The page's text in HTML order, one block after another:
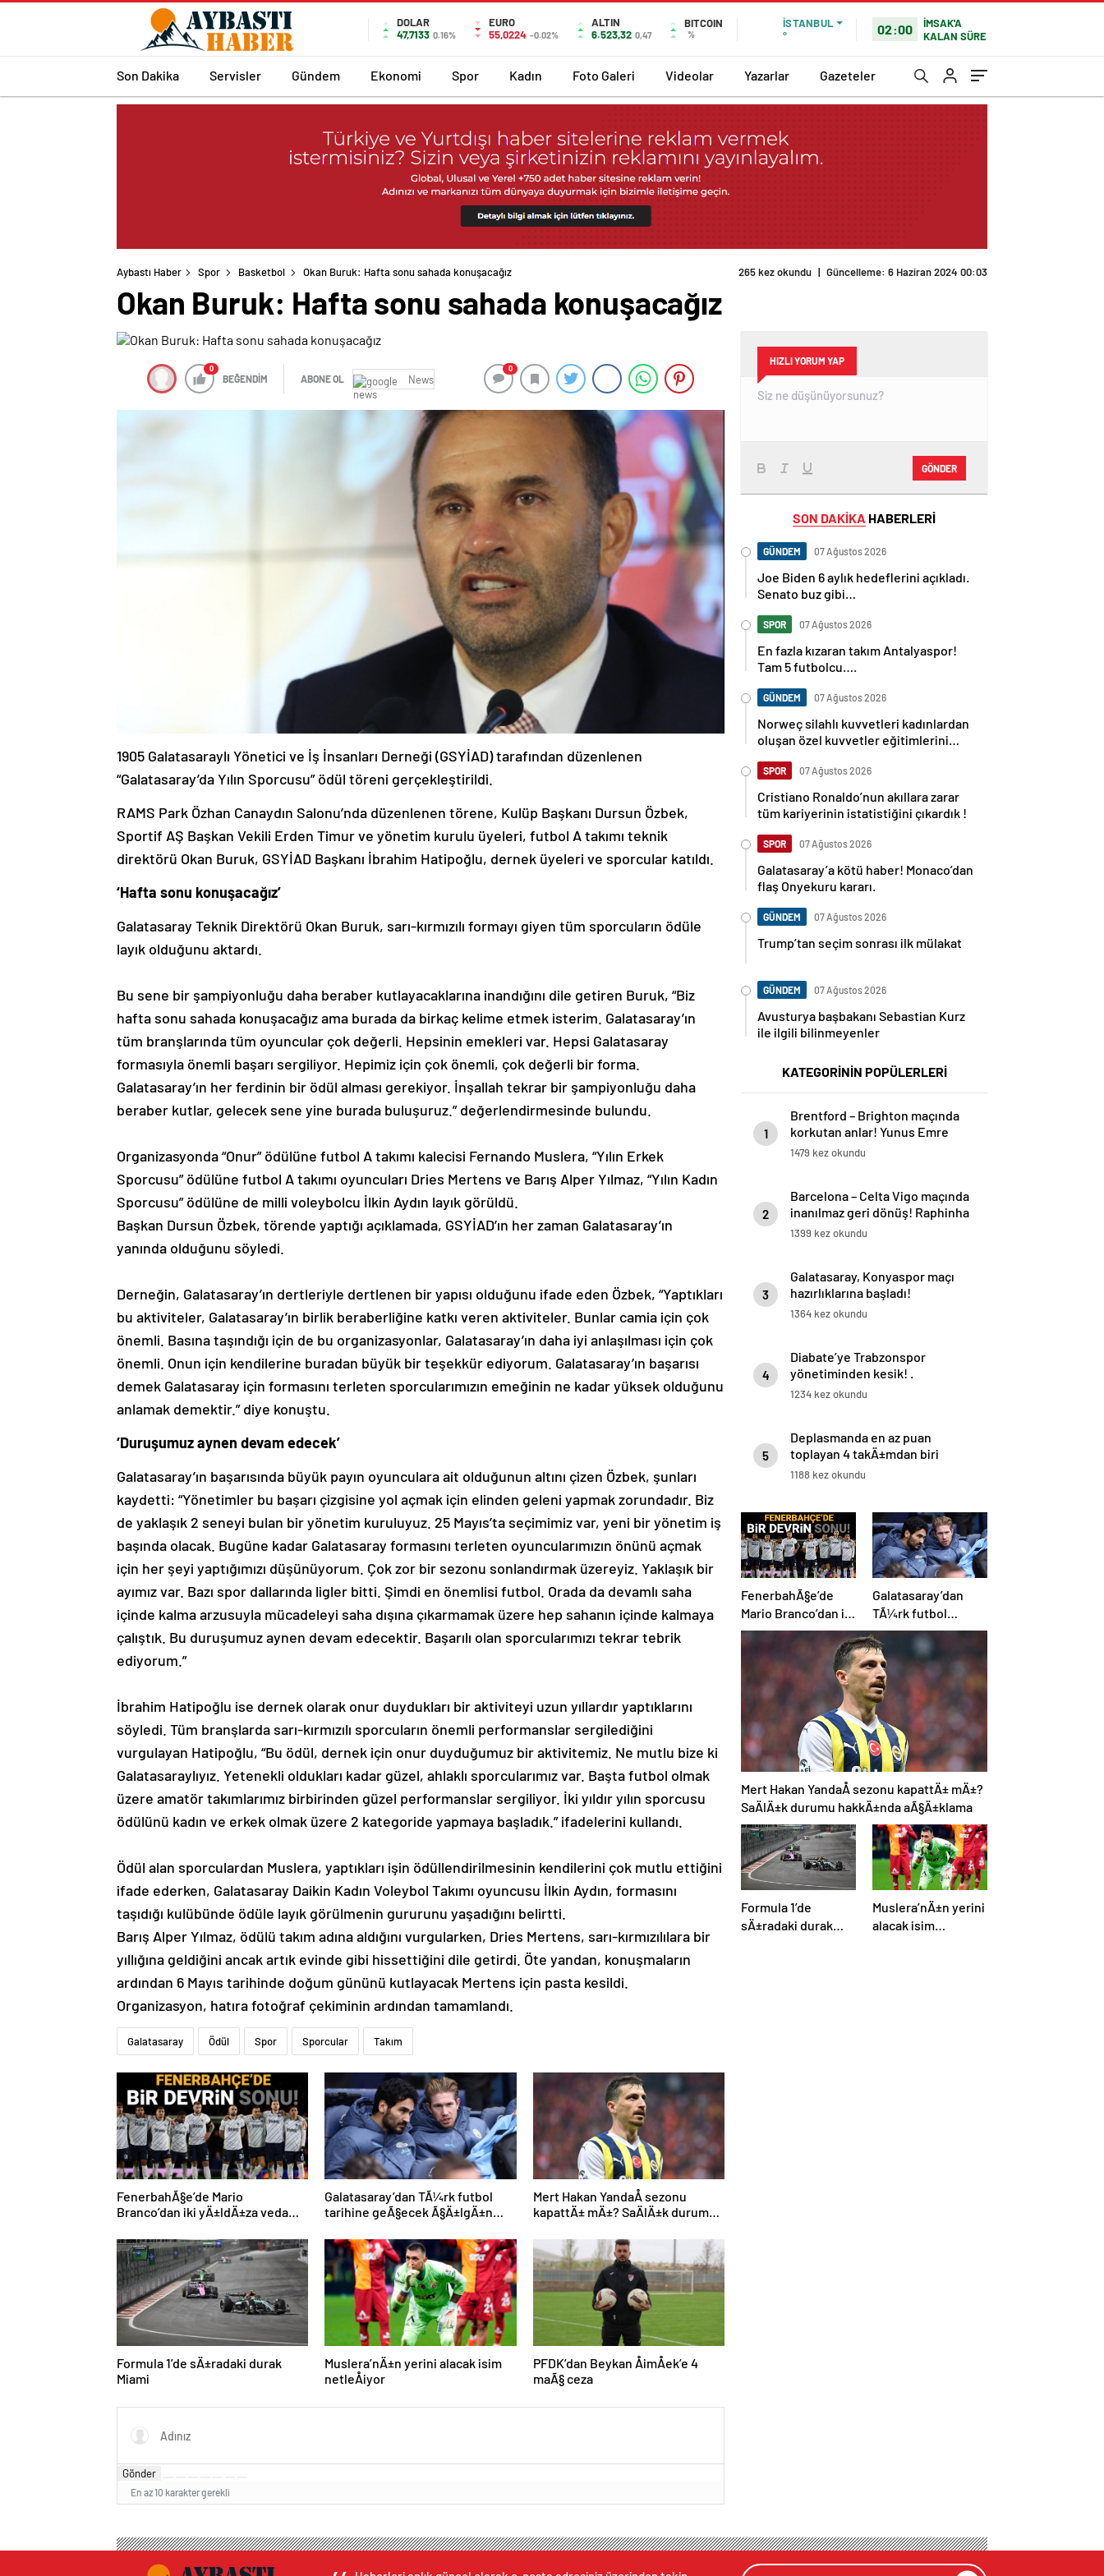
DOLAR
47,7133 0.16%
EURO
55,0224 -0.02%
ALTIN
6.523,32 0,47
BITCOIN
%
İSTANBUL
°
02:00
İMSAK'A
KALAN SÜRE
Son Dakika Servisler Gündem Ekonomi Spor Kadın Foto Galeri Videolar Yazarlar Gazeteler
Aybastı Haber Spor Basketbol Okan Buruk: Hafta sonu sahada konuşacağız 265 kez okundu | Güncelleme: 6 Haziran 2024 00:03
Okan Buruk: Hafta sonu sahada konuşacağız
0
BEĞENDİM ABONE OL News
0
1905 Galatasaraylı Yönetici ve İş İnsanları Derneği (GSYİAD) tarafından düzenlenen
“Galatasaray’da Yılın Sporcusu” ödül töreni gerçekleştirildi.
RAMS Park Özhan Canaydın Salonu’nda düzenlenen törene, Kulüp Başkanı Dursun Özbek,
Sportif AŞ Başkan Vekili Erden Timur ve yönetim kurulu üyeleri, futbol A takımı teknik
direktörü Okan Buruk, GSYİAD Başkanı İbrahim Hatipoğlu, dernek üyeleri ve sporcular katıldı.
‘Hafta sonu konuşacağız’
Galatasaray Teknik Direktörü Okan Buruk, sarı-kırmızılı formayı giyen tüm sporcuların ödüle
layık olduğunu aktardı.
Bu sene bir şampiyonluğu daha beraber kutlayacaklarına inandığını dile getiren Buruk, “Biz
hafta sonu sahada konuşacağız ama burada da birkaç kelime etmek isterim. Galatasaray’ın
tüm branşlarında tüm oyuncular çok değerli. Hepsinin emekleri var. Hepsi Galatasaray
formasıyla önemli başarı sergiliyor. Hepimiz için çok önemli, çok değerli bir forma.
Galatasaray’ın her ferdinin bir ödül alması gerekiyor. İnşallah tekrar bir şampiyonluğu daha
beraber kutlar, gelecek sene yine burada buluşuruz.” değerlendirmesinde bulundu.
Organizasyonda “Onur” ödülüne futbol A takımı kalecisi Fernando Muslera, “Yılın Erkek
Sporcusu” ödülüne futbol A takımı oyuncuları Dries Mertens ve Barış Alper Yılmaz, “Yılın Kadın
Sporcusu” ödülüne de milli voleybolcu İlkin Aydın layık görüldü.
Başkan Dursun Özbek, törende yaptığı açıklamada, GSYİAD’ın her zaman Galatasaray’ın
yanında olduğunu söyledi.
Derneğin, Galatasaray’ın dertleriyle dertlenen bir yapısı olduğunu ifade eden Özbek, “Yaptıkları
bu aktiviteler, Galatasaray’ın birlik beraberliğine katkı veren aktiviteler. Bunlar camia için çok
önemli. Basına taşındığı için de bu organizasyonlar, Galatasaray’ın daha iyi anlaşılması için çok
önemli. Onun için kendilerine buradan büyük bir teşekkür ediyorum. Galatasaray’ın başarısı
demek Galatasaray için formasını terleten sporcularımızın emeğinin ne kadar yüksek olduğunu
anlamak demektir.” diye konuştu.
‘Duruşumuz aynen devam edecek’
Galatasaray’ın başarısında büyük payın oyunculara ait olduğunun altını çizen Özbek, şunları
kaydetti: “Yönetimler bu başarı çizgisine yol açmak için elinden geleni yapmak zorundadır. Biz
de yaklaşık 2 seneyi bulan bir yönetim kuruluyuz. 25 Mayıs’ta seçimimiz var, yeni bir yönetim iş
başında olacak. Bugüne kadar Galatasaray formasını terleten oyuncularımızın önünü açmak
için her şeyi yaptığımızı düşünüyorum. Çok zor bir sezonu sonlandırmak üzereyiz. Yaklaşık bir
ayımız var. Bazı spor dallarında ligler bitti. Şimdi en önemlisi futbol. Orada da devamlı saha
içinde kalma arzusuyla mücadeleyi saha dışına çıkarmamak üzere hep sahanın içinde kalmaya
çalıştık. Bu duruşumuz aynen devam edecektir. Başarılı olan sporcularımızı tekrar tebrik
ediyorum.”
İbrahim Hatipoğlu ise dernek olarak onur duydukları bir aktiviteyi uzun yıllardır yaptıklarını
söyledi. Tüm branşlarda sarı-kırmızılı sporcuların önemli performanslar sergilediğini
vurgulayan Hatipoğlu, “Bu ödül, dernek için onur duyduğumuz bir aktivitemiz. Ne mutlu bize ki
Galatasaraylıyız. Yetenekli oldukları kadar güzel, ahlaklı sporcularımız var. Başta futbol olmak
üzere amatör takımlarımız birbirinden güzel performanslar sergiliyor. İki yıldır yılın sporcusu
ödülünü kadın ve erkek olmak üzere 2 kategoride yapmaya başladık.” ifadelerini kullandı.
Ödül alan sporculardan Muslera, yaptıkları işin ödüllendirilmesinin kendilerini çok mutlu ettiğini
ifade ederken, Galatasaray Daikin Kadın Voleybol Takımı oyuncusu İlkin Aydın, formasını
taşıdığı kulübünde ödüle layık görülmenin gururunu yaşadığını belirtti.
Barış Alper Yılmaz, ödülü takım adına aldığını vurgularken, Dries Mertens, sarı-kırmızılılara bir
yıllığına geldiğini ancak artık evinde gibi hissettiğini dile getirdi. Öte yandan, konuşmaların
ardından 6 Mayıs tarihinde doğum gününü kutlayacak Mertens için pasta kesildi.
Organizasyon, hatıra fotoğraf çekiminin ardından tamamlandı.
Galatasaray Ödül Spor Sporcular Takım
FenerbahÃ§e’de Mario
Branco’dan iki yÄ±ldÄ±za veda
yoksunuz”
Galatasaray’dan TÃ¼rk futbol
tarihine geÃ§ecek Ã§Ä±lgÄ±n
imza
Mert Hakan YandaÅ sezonu
kapattÄ± mÄ±? SaÄlÄ±k durumu
Formula 1’de sÄ±radaki durak
Miami
Muslera’nÄ±n yerini alacak isim
netleÅiyor
PFDK’dan Beykan ÅimÅek’e 4
maÃ§ ceza
Gönder
En az 10 karakter gerekli
HIZLI YORUM YAP
GÖNDER
SON DAKİKA HABERLERİ
GÜNDEM 07 Ağustos 2026
Joe Biden 6 aylık hedeflerini açıkladı.
Senato buz gibi…
SPOR 07 Ağustos 2026
En fazla kızaran takım Antalyaspor!
Tam 5 futbolcu….
GÜNDEM 07 Ağustos 2026
Norweç silahlı kuvvetleri kadınlardan
oluşan özel kuvvetler eğitimlerini
SPOR 07 Ağustos 2026
Cristiano Ronaldo’nun akıllara zarar
tüm kariyerinin istatistiğini çıkardık !
SPOR 07 Ağustos 2026
Galatasaray’a kötü haber! Monaco’dan
flaş Onyekuru kararı.
GÜNDEM 07 Ağustos 2026
Trump’tan seçim sonrası ilk mülakat
GÜNDEM 07 Ağustos 2026
Avusturya başbakanı Sebastian Kurz
ile ilgili bilinmeyenler
KATEGORİNİN POPÜLERLERİ
1
Brentford – Brighton maçında
korkutan anlar! Yunus Emre
Konak oyuna devam edemedi…
1479 kez okundu
2
Barcelona – Celta Vigo maçında
inanılmaz geri dönüş! Raphinha
maça damga vurdu
1399 kez okundu
3
Galatasaray, Konyaspor maçı
hazırlıklarına başladı!
1364 kez okundu
4
Diabate’ye Trabzonspor
yönetiminden kesik! .
1234 kez okundu
5
Deplasmanda en az puan
toplayan 4 takÄ±mdan biri
GÃ¶ztepe
1188 kez okundu
FenerbahÃ§e’de
Mario Branco’dan iki
yÄ±ldÄ±za veda
mesajÄ±: “Gelecek
sezon yoksunuz”
Galatasaray’dan
TÃ¼rk futbol
tarihine geÃ§ecek
Ã§Ä±lgÄ±n plan:
Manchester
City’den Ã§ifte imza
Mert Hakan YandaÅ sezonu kapattÄ± mÄ±?
SaÄlÄ±k durumu hakkÄ±nda aÃ§Ä±klama
Formula 1’de
sÄ±radaki durak
Muslera’nÄ±n yerini
alacak isim